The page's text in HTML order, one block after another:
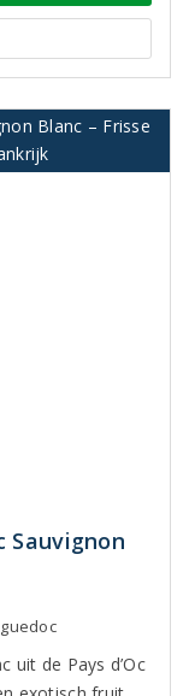
Blanc – Frisse
Sauvignon
uit de Pays d’Oc